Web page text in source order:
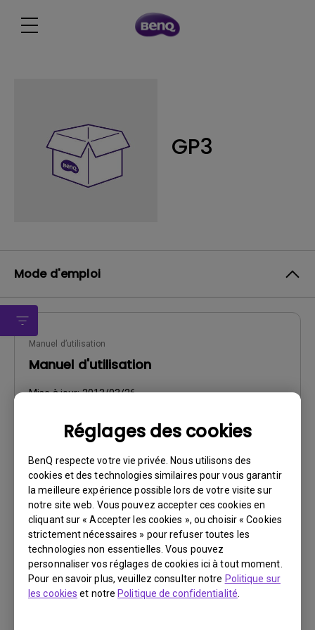
Réglages des cookies
BenQ respecte votre vie privée. Nous utilisons des
cookies et des technologies similaires pour vous garantir
la meilleure expérience possible lors de votre visite sur
notre site web. Vous pouvez accepter ces cookies en
cliquant sur « Accepter les cookies », ou choisir « Cookies
strictement nécessaires » pour refuser toutes les
technologies non essentielles. Vous pouvez
personnaliser vos réglages de cookies ici à tout moment.
Pour en savoir plus, veuillez consulter notre Politique sur
les cookies et notre Politique de confidentialité
GP3
Mode d'emploi
Manuel d’utilisation
Manuel d'utilisation
Mise à jour:2013/03/26
Taille du fichier: 10.28 MB
Aperçu
Manuel d’utilisation
User Manual